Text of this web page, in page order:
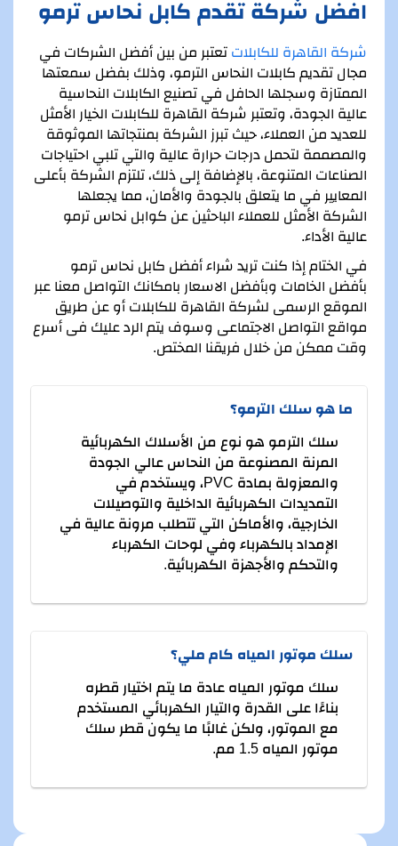
افضل شركة تقدم كابل نحاس ترمو
شركة القاهرة للكابلات تعتبر من بين أفضل الشركات في
مجال تقديم كابلات النحاس الترمو، وذلك بفضل سمعتها
الممتازة وسجلها الحافل في تصنيع الكابلات النحاسية
عالية الجودة، وتعتبر شركة القاهرة للكابلات الخيار الأمثل
للعديد من العملاء، حيث تبرز الشركة بمنتجاتها الموثوقة
والمصممة لتحمل درجات حرارة عالية والتي تلبي احتياجات
الصناعات المتنوعة، بالإضافة إلى ذلك، تلتزم الشركة بأعلى
المعايير في ما يتعلق بالجودة والأمان، مما يجعلها
الشركة الأمثل للعملاء الباحثين عن كوابل نحاس ترمو
عالية الأداء.
في الختام إذا كنت تريد شراء أفضل كابل نحاس ترمو
بأفضل الخامات وبأفضل الاسعار بامكانك التواصل معنا عبر
الموقع الرسمى لشركة القاهرة للكابلات أو عن طريق
مواقع التواصل الاجتماعى وسوف يتم الرد عليك فى أسرع
وقت ممكن من خلال فريقنا المختص.
ما هو سلك الترمو؟
سلك الترمو هو نوع من الأسلاك الكهربائية
المرنة المصنوعة من النحاس عالي الجودة
والمعزولة بمادة PVC، ويستخدم في
التمديدات الكهربائية الداخلية والتوصيلات
الخارجية، والأماكن التي تتطلب مرونة عالية في
الإمداد بالكهرباء وفي لوحات الكهرباء
والتحكم والأجهزة الكهربائية.
سلك موتور المياه كام ملي؟
سلك موتور المياه عادة ما يتم اختيار قطره
بناءًا على القدرة والتيار الكهربائي المستخدم
مع الموتور، ولكن غالبًا ما يكون قطر سلك
موتور المياه 1.5 مم.